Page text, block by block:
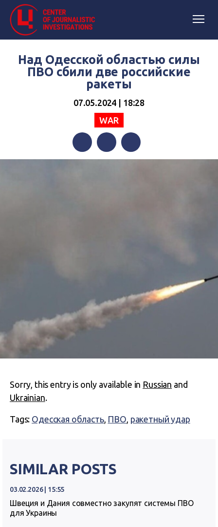
Над Одесской областью силы
ПВО сбили две российские
ракеты
07.05.2024 | 18:28
WAR
FacebookTwitterTelegram
Sorry, this entry is only available in Russian and
Ukrainian.
Tags: Одесская область, ПВО, ракетный удар
SIMILAR POSTS
03.02.2026 | 15:55
Швеция и Дания совместно закупят системы ПВО
для Украины